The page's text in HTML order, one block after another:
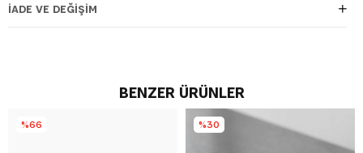
İADE VE DEĞIŞIM
BENZER ÜRÜNLER
%66 %30